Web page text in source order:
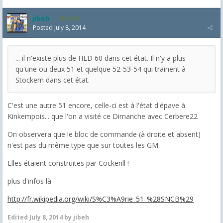
jibeh 5,469
Posted July 8, 2014
... il n'existe plus de HLD 60 dans cet état. Il n'y a plus
qu'une ou deux 51 et quelque 52-53-54 qui trainent à
Stockem dans cet état.
C'est une autre 51 encore, celle-ci est à l'état d'épave à
Kinkempois... que l'on a visité ce Dimanche avec Cerbere22
On observera que le bloc de commande (à droite et absent)
n'est pas du même type que sur toutes les GM.
Elles étaient construites par Cockerill !
plus d'infos là
http://fr.wikipedia.org/wiki/S%C3%A9rie_51_%28SNCB%29
Edited July 8, 2014 by jibeh